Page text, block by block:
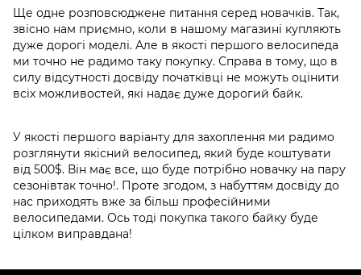
Ще одне розповсюджене питання серед новачків. Так,
звісно нам приємно, коли в нашому магазині купляють
дуже дорогі моделі. Але в якості першого велосипеда
ми точно не радимо таку покупку. Справа в тому, що в
силу відсутності досвіду початківці не можуть оцінити
всіх можливостей, які надає дуже дорогий байк.
У якості першого варіанту для захоплення ми радимо
розглянути якісний велосипед, який буде коштувати
від 500$. Він має все, що буде потрібно новачку на пару
сезонівтак точно!. Проте згодом, з набуттям досвіду до
нас приходять вже за більш професійними
велосипедами. Ось тоді покупка такого байку буде
цілком виправдана!